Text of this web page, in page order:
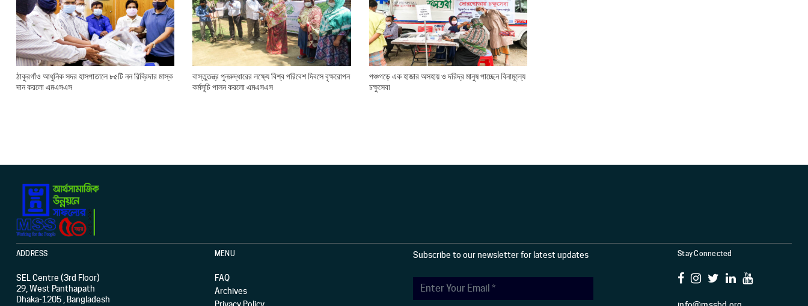
ঠাকুরগাঁও আধুনিক সদর হাসপাতালে ৮৫টি নন রিব্রিদার মাস্ক
দান করলো এমএসএস
বাস্তুতন্ত্র পুনরুদ্ধারের লক্ষ্যে বিশ্ব পরিবেশ দিবসে বৃক্ষরোপন
কর্মসূচি পালন করলো এমএসএস
পঞ্চগড়ে এক হাজার অসহায় ও দরিদ্র মানুষ পাচ্ছেন বিনামূল্যে
চক্ষুসেবা
ADDRESS
SEL Centre (3rd Floor)
29, West Panthapath
Dhaka-1205 , Bangladesh
MENU
FAQ
Archives
Privacy Policy
Subscribe to our newsletter for latest updates Stay Connected